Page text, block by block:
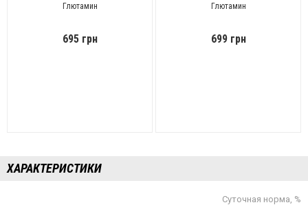
Глютамин
695 грн
Глютамин
699 грн
ХАРАКТЕРИСТИКИ
Суточная норма, %